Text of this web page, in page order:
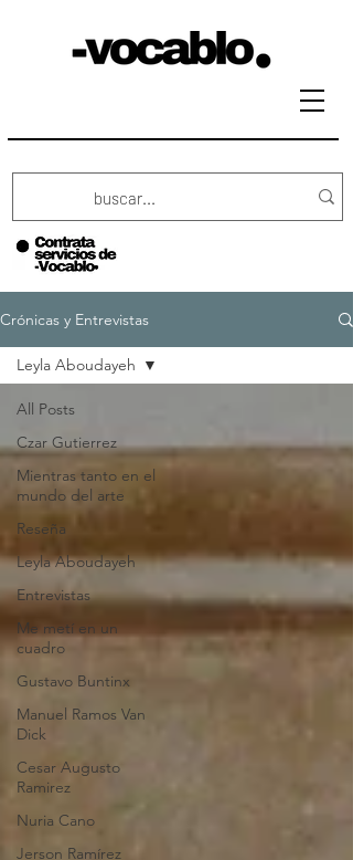
Crónicas y Entrevistas
All Posts
Czar Gutierrez
Mientras tanto en el
mundo del arte
Reseña
Leyla Aboudayeh
Entrevistas
Me metí en un
cuadro
Gustavo Buntinx
Manuel Ramos Van
Dick
Cesar Augusto
Ramirez
Nuria Cano
Jerson Ramírez
Leyla Aboudayeh